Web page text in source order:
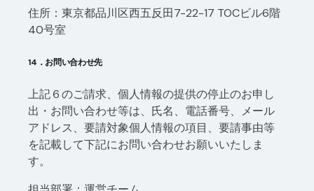
住所：東京都品川区西五反田7-22-17 TOCビル6階
40号室
14．お問い合わせ先
上記６のご請求、個人情報の提供の停止のお申し
出・お問い合わせ等は、氏名、電話番号、メール
アドレス、要請対象個人情報の項目、要請事由等
を記載して下記にお問い合わせお願いいたしま
す。